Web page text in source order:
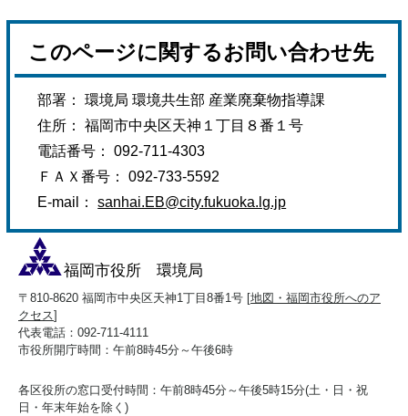
このページに関するお問い合わせ先
部署： 環境局 環境共生部 産業廃棄物指導課
住所： 福岡市中央区天神１丁目８番１号
電話番号： 092-711-4303
ＦＡＸ番号： 092-733-5592
E-mail：sanhai.EB@city.fukuoka.lg.jp
福岡市役所 環境局
〒810-8620 福岡市中央区天神1丁目8番1号 [地図・福岡市役所へのア
クセス]
代表電話：092-711-4111
市役所開庁時間：午前8時45分～午後6時
各区役所の窓口受付時間：午前8時45分～午後5時15分(土・日・祝
日・年末年始を除く)